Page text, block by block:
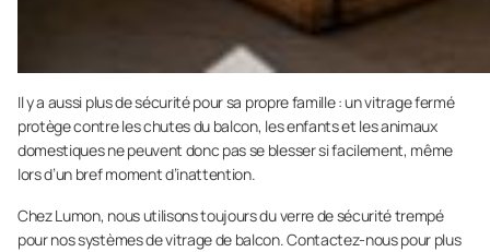
Il y a aussi plus de sécurité pour sa propre famille : un vitrage fermé
protège contre les chutes du balcon, les enfants et les animaux
domestiques ne peuvent donc pas se blesser si facilement, même
lors d’un bref moment d’inattention.
Chez Lumon, nous utilisons toujours du verre de sécurité trempé
pour nos systèmes de vitrage de balcon. Contactez-nous pour plus